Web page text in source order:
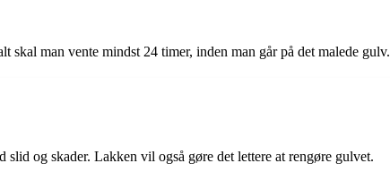
man vente mindst 24 timer, inden man går på det malede gulv.
og skader. Lakken vil også gøre det lettere at rengøre gulvet.